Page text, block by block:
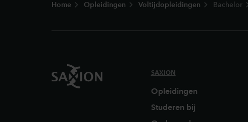
Home Opleidingen Voltijdopleidingen Bachelor
SAXION
Opleidingen
Studeren bij